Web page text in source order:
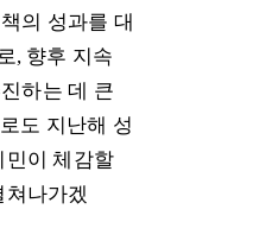
의 성과를 대
, 향후 지속
하는 데 큰
도 지난해 성
민이 체감할
쳐나가겠